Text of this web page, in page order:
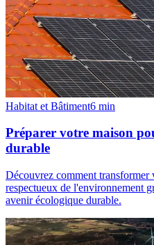
Habitat et Bâtiment6 min
Préparer votre maison
durable
Découvrez comment transformer
respectueux de l'environnement
avenir écologique durable.